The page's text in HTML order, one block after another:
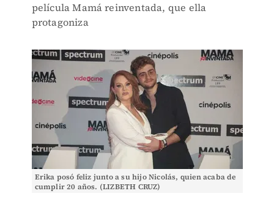
película Mamá reinventada, que ella
protagoniza
Erika posó feliz junto a su hijo Nicolás, quien acaba de
cumplir 20 años. (LIZBETH CRUZ)